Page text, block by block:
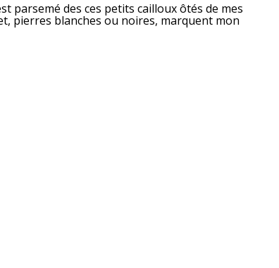
parsemé des ces petits cailloux ôtés de mes
pierres blanches ou noires, marquent mon